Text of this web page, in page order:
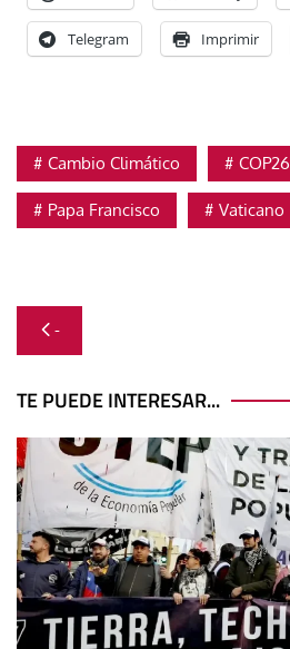
Telegram Imprimir
Cambio Climático COP26
Papa Francisco Vaticano
Navegación
de
entradas
-
TE PUEDE INTERESAR...